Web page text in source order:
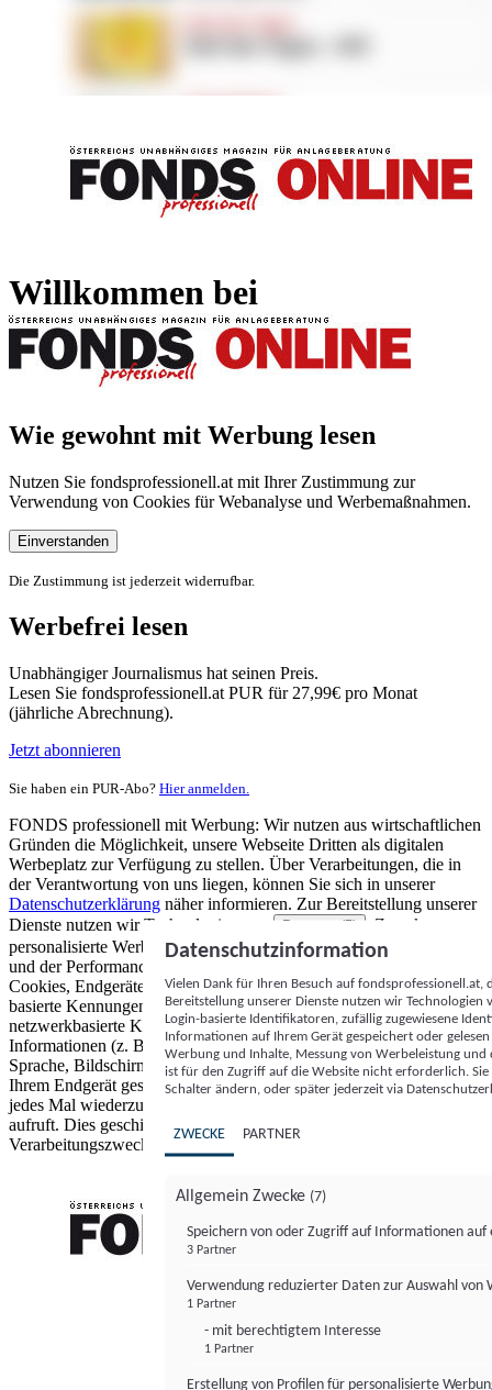
Willkommen bei
Wie gewohnt mit Werbung lesen
Nutzen Sie fondsprofessionell.at mit Ihrer Zustimmung zur
Verwendung von Cookies für Webanalyse und Werbemaßnahmen.
Einverstanden
Die Zustimmung ist jederzeit widerrufbar.
Werbefrei lesen
Unabhängiger Journalismus hat seinen Preis.
Lesen Sie fondsprofessionell.at PUR für 27,99€ pro Monat
(jährliche Abrechnung).
Jetzt abonnieren
Sie haben ein PUR-Abo? Hier anmelden.
FONDS professionell mit Werbung: Wir nutzen aus wirtschaftlichen
Gründen die Möglichkeit, unsere Webseite Dritten als digitalen
Werbeplatz zur Verfügung zu stellen. Über Verarbeitungen, die in
der Verantwortung von uns liegen, können Sie sich in unserer
Datenschutzerklärung näher informieren. Zur Bereitstellung unserer
Dienste nutzen wir Technologien von
Partnern (5)
. Zwecke:
personalisierte Werbung und Inhalte, Messung von Werbeleistung
und der Performance von Inhalten sowie Zielgruppenforschung.
Cookies, Endgeräte- oder ähnliche Online-Kennungen (z. B. login-
basierte Kennungen, zufällig generierte Kennungen,
netzwerkbasierte Kennungen) können zusammen mit anderen
Informationen (z. B. Browsertyp und Browserinformationen,
Sprache, Bildschirmgröße, unterstützte Technologien usw.) auf
Ihrem Endgerät gespeichert oder von dort ausgelesen werden, um es
jedes Mal wiederzuerkennen, wenn es eine App oder einer Webseite
aufruft. Dies geschieht für einen oder mehrere der hier aufgeführten
Verarbeitungszwecke.
Datenschutzinformation
Vielen Dank für Ihren Besuch auf
Bereitstellung unserer Dienste nutzen wir Technologien
Login-basierte Identifikatoren, zufällig zugewiesene
Informationen auf Ihrem Gerät gespeichert oder
Werbung und Inhalte, Messung von Werbeleistung
ist für den Zugriff auf die Website nicht erforderlich.
Schalter ändern, oder später jederzeit via
ZWECKE PARTNER
Allgemein Zwecke (7)
Speichern von oder Zugriff auf Informationen auf
3 Partner
Verwendung reduzierter Daten zur Auswahl von
1 Partner
- mit berechtigtem Interesse
1 Partner
Erstellung von Profilen für personalisierte
FONDS professionell